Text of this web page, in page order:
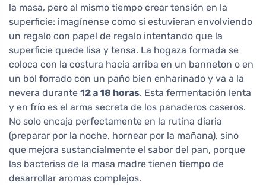
la masa, pero al mismo tiempo crear tensión en la
superficie: imagínense como si estuvieran envolviendo
un regalo con papel de regalo intentando que la
superficie quede lisa y tensa. La hogaza formada se
coloca con la costura hacia arriba en un banneton o en
un bol forrado con un paño bien enharinado y va a la
nevera durante 12 a 18 horas. Esta fermentación lenta
y en frío es el arma secreta de los panaderos caseros.
No solo encaja perfectamente en la rutina diaria
(preparar por la noche, hornear por la mañana), sino
que mejora sustancialmente el sabor del pan, porque
las bacterias de la masa madre tienen tiempo de
desarrollar aromas complejos.